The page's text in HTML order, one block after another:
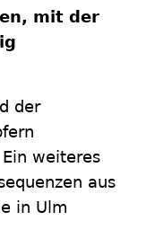
mit der
der
weiteres
aus
in Ulm